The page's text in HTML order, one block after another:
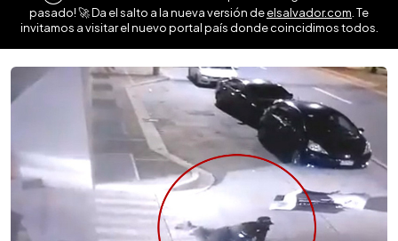
pasado! 🚀 Da el salto a la nueva versión deelsalvador.com . Te
invitamos a visitar el nuevo portal país donde coincidimos todos.